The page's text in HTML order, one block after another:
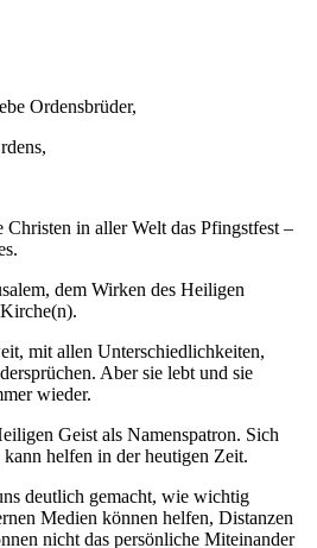
Ordensbrüder,
in aller Welt das Pfingstfest –
dem Wirken des Heiligen
mit allen Unterschiedlichkeiten,
Aber sie lebt und sie
wieder.
Geist als Namenspatron. Sich
helfen in der heutigen Zeit.
deutlich gemacht, wie wichtig
Medien können helfen, Distanzen
nicht das persönliche Miteinander